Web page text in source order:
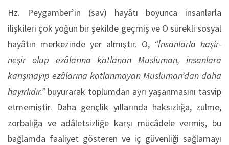
Hz. Peygamber’in (sav) hayâtı boyunca insanlarla
ilişkileri çok yoğun bir şekilde geçmiş ve O sürekli sosyal
hayâtın merkezinde yer almıştır. O, “İnsanlarla haşir-
neşir olup ezâlarına katlanan Müslüman, insanlara
karışmayıp ezâlarına katlanmayan Müslüman’dan daha
hayırlıdır.”buyurarak toplumdan ayrı yaşanmasını tasvip
etmemiştir. Daha gençlik yıllarında haksızlığa, zulme,
zorbalığa ve adâletsizliğe karşı mücâdele vermiş, bu
bağlamda faaliyet gösteren ve iç güvenliği sağlamayı